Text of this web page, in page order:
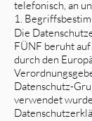
telefonisch, an
1.
Die
FÜNF beruht
durch den
Datenschutz-
verwendet